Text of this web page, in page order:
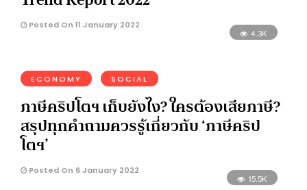
Posted On 11 January 2022
4.3K
ECONOMY SOCIAL
ภาษีคริปโตฯ เก็บยังไง? ใครต้องเสียภาษี?
สรุปทุกคำถามควรรู้เกี่ยวกับ ‘ภาษีคริป
โตฯ’
Posted On 6 January 2022
15.5K